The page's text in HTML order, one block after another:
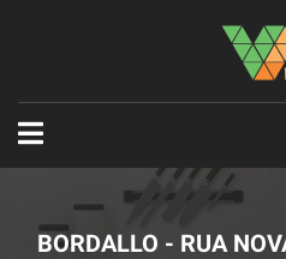
BORDALLO - RUA